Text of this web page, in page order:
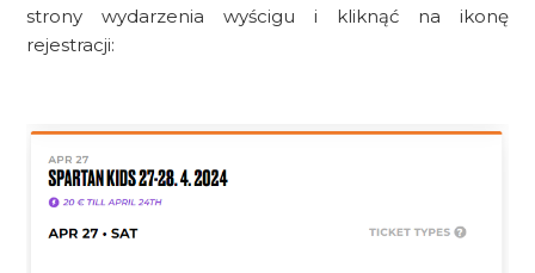
strony wydarzenia wyścigu i kliknąć na ikonę
rejestracji: